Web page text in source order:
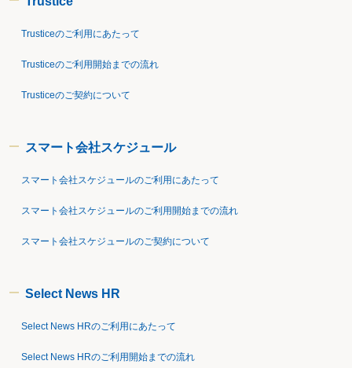
Trusticeのご利用にあたって
Trusticeのご利用開始までの流れ
Trusticeのご契約について
スマート会社スケジュール
スマート会社スケジュールのご利用にあたって
スマート会社スケジュールのご利用開始までの流れ
スマート会社スケジュールのご契約について
Select News HR
Select News HRのご利用にあたって
Select News HRのご利用開始までの流れ